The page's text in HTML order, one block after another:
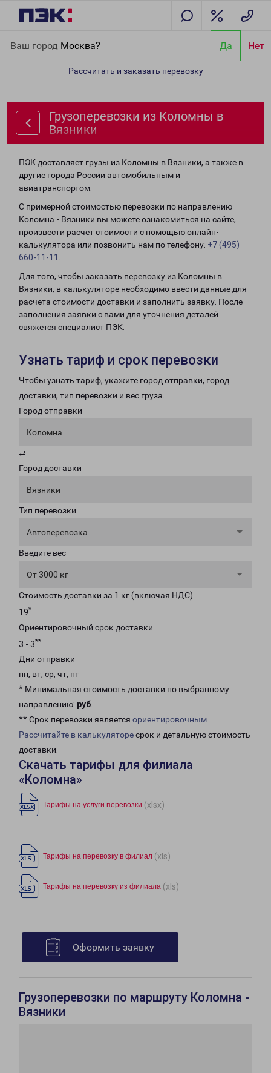
Ваш город Москва? Да Нет
Рассчитать и заказать перевозку
Грузоперевозки из Коломны в
Вязники
ПЭК доставляет грузы из Коломны в Вязники, а также в
другие города России автомобильным и
авиатранспортом.
С примерной стоимостью перевозки по направлению
Коломна - Вязники вы можете ознакомиться на сайте,
произвести расчет стоимости с помощью онлайн-
калькулятора или позвонить нам по телефону: +7 (495)
660-11-11
Для того, чтобы заказать перевозку из Коломны в
Вязники, в калькуляторе необходимо ввести данные для
расчета стоимости доставки и заполнить заявку. После
заполнения заявки с вами для уточнения деталей
свяжется специалист ПЭК.
Узнать тариф и срок перевозки
Чтобы узнать тариф, укажите город отправки, город
доставки, тип перевозки и вес груза.
Город отправки
Коломна
⇄
Город доставки
Вязники
Тип перевозки
Автоперевозка
Введите вес
От 3000 кг
Стоимость доставки за 1 кг (включая НДС)
19*
Ориентировочный срок доставки
3 - 3**
Дни отправки
пн, вт, ср, чт, пт
* Минимальная стоимость доставки по выбранному
направлению: руб.
** Срок перевозки является ориентировочным
Рассчитайте в калькуляторесрок и детальную стоимость
доставки.
Скачать тарифы для филиала
«Коломна»
Тарифы на услуги перевозки (xlsx)
Тарифы на перевозку в филиал (xls)
Тарифы на перевозку из филиала (xls)
Оформить заявку
Грузоперевозки по маршруту Коломна -
Вязники